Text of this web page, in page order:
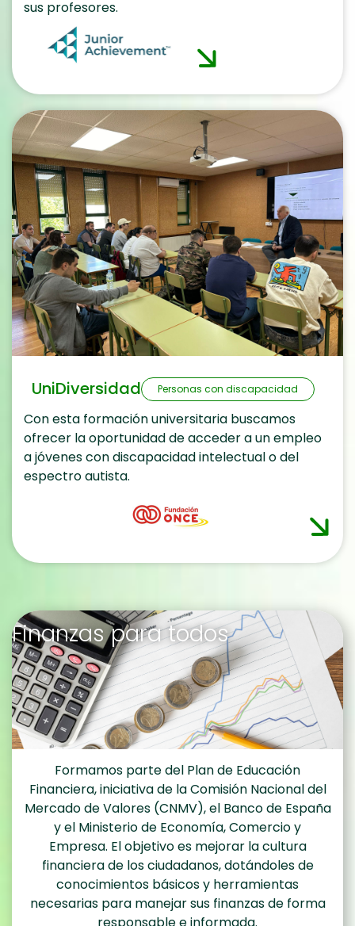
sus profesores.
UniDiversidad Personas con discapacidad
Con esta formación universitaria buscamos
ofrecer la oportunidad de acceder a un empleo
a jóvenes con discapacidad intelectual o del
espectro autista.
Finanzas para todos
Formamos parte del Plan de Educación
Financiera, iniciativa de la Comisión Nacional del
Mercado de Valores (CNMV), el Banco de España
y el Ministerio de Economía, Comercio y
Empresa. El objetivo es mejorar la cultura
financiera de los ciudadanos, dotándoles de
conocimientos básicos y herramientas
necesarias para manejar sus finanzas de forma